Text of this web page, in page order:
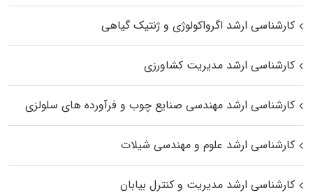
کارشناسی ارشد اگرواکولوژی و ژنتیک گیاهی
کارشناسی ارشد مدیریت کشاورزی
کارشناسی ارشد مهندسی صنایع چوب و فرآورده‌ های سلولزی
کارشناسی ارشد علوم و مهندسی شیلات
کارشناسی ارشد مدیریت و کنترل بیابان